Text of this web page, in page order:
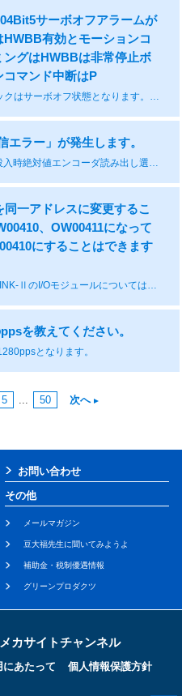
サーボオフアラームが
有効とモーションコ
グはHWBBは非常停止ボ
コマンド中断はP
HWBBが有効になるとサーボパックはサーボオフ状態となります。PLCとは非同期のため遅れてモーションコマンド中断(OW□□□08 = 0)する場合があり、このときIL□□□04Bit5がONになると考えられます。対策としてはSVCのワーニングIL□□□02BitAサーボドライバ停止信号入力中ワーニングをモニタし、このビットがONの場合モーションコマンド中断を行うようにしてください。
エラー」が発生します。
固定パラメータNo1.Bit7「電源投入時絶対値エンコーダ読み出し選択」の設定が「1：実行しない」が選択さていないか確認ください。設定されてない場合は、「0：実行する」に設定してください。
一アドレスに変更するこ
、OW00411になって
にすることはできます
LIO-01、02およびMECHATROLINK-ⅡのI/Oモジュールについては重複不可になっています。 LIO-04など重複可能なものもありますが、そちらは重複しないといけない仕様です。 詳細は以下のマニュアルを参照ください。 I/Oモジュールユーザーズマニュアル https://www.e-mechatronics.com/download/manual/download.html?qCategory=%E3%82%B3%E3%83%B3%E3%83%88%E3%83%AD%E3%83%BC%E3%83%A9&qLang=en&qTarget=794
を教えてください。
となります。
5 ... 50 次へ
お問い合わせ
その他
メールマガジン
豆大福先生に聞いてみようよ
補助金・税制優遇情報
グリーンプロダクツ
カサイトチャンネル
あたって
個人情報保護方針